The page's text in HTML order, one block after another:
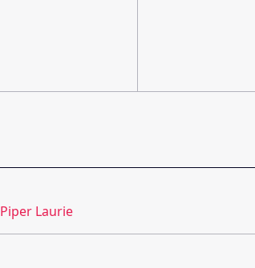
Piper Laurie